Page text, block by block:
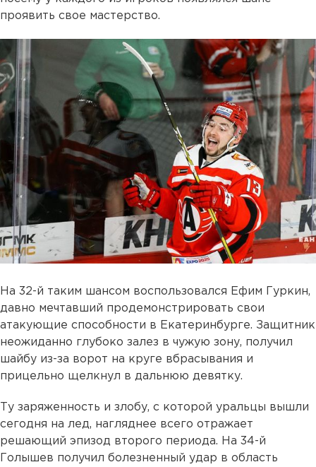
проявить свое мастерство.
На 32-й таким шансом воспользовался Ефим Гуркин,
давно мечтавший продемонстрировать свои
атакующие способности в Екатеринбурге. Защитник
неожиданно глубоко залез в чужую зону, получил
шайбу из-за ворот на круге вбрасывания и
прицельно щелкнул в дальнюю девятку.
Ту заряженность и злобу, с которой уральцы вышли
сегодня на лед, нагляднее всего отражает
решающий эпизод второго периода. На 34-й
Голышев получил болезненный удар в область